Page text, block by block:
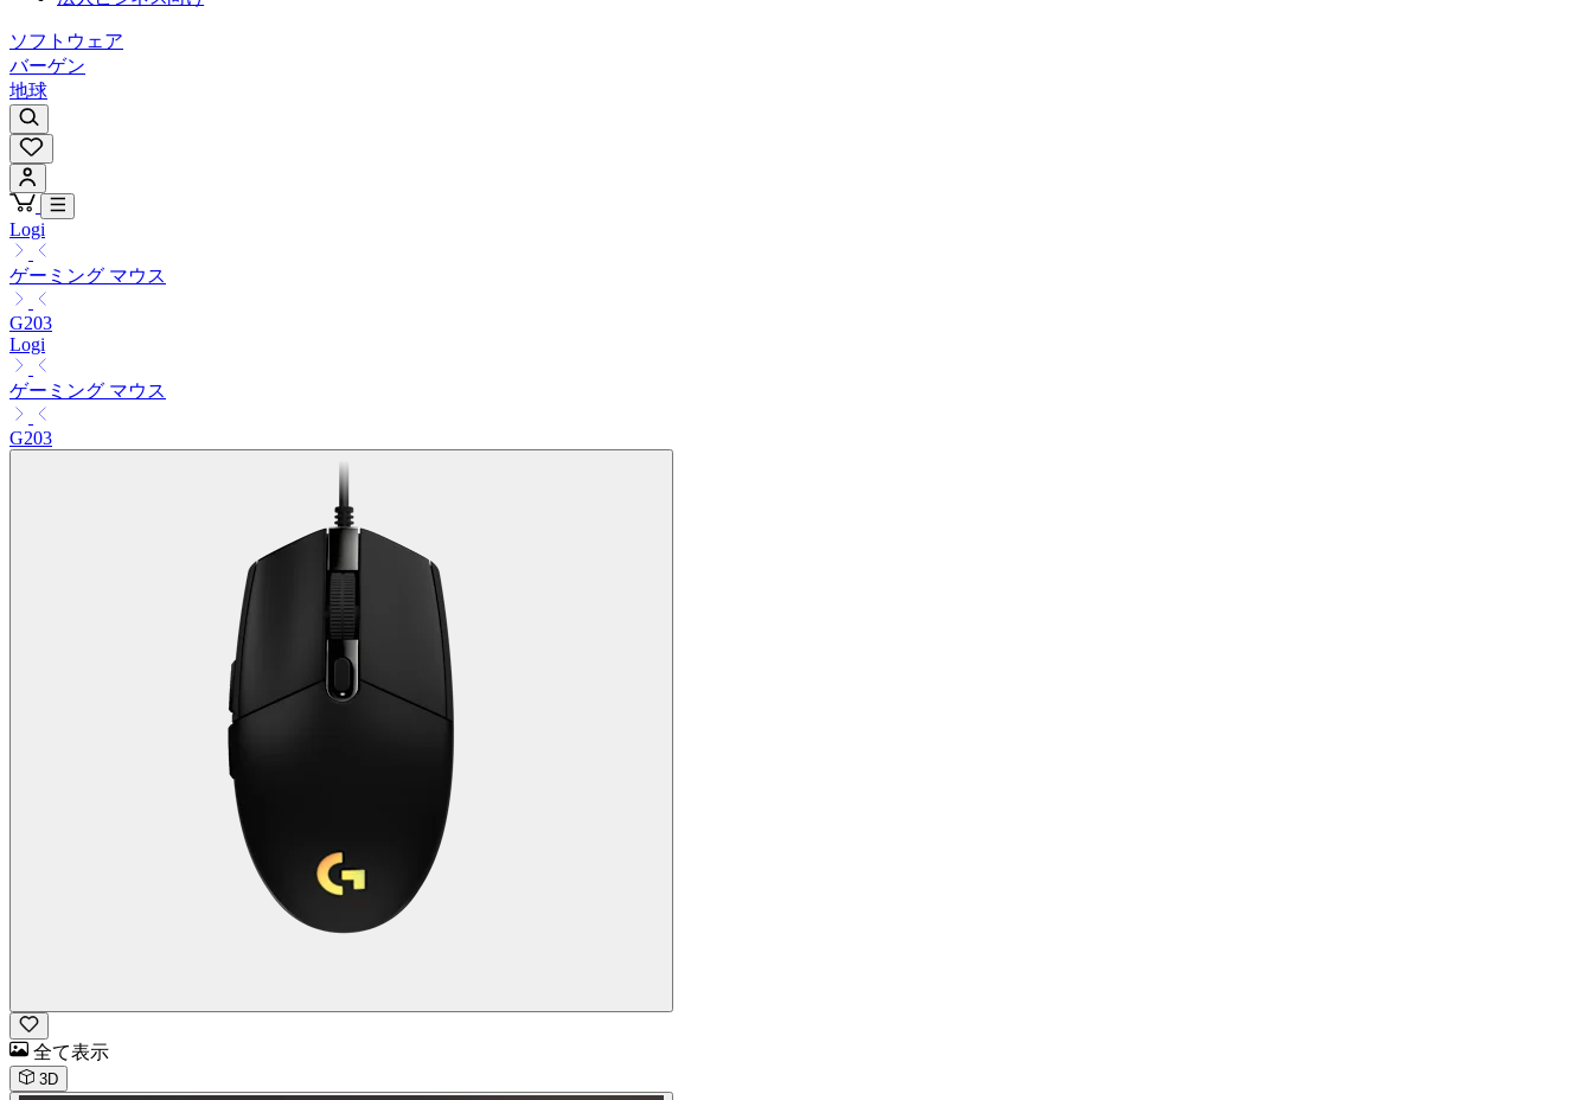
ソフトウェア
バーゲン
地球
Logi
ゲーミング マウス
G203
Logi
ゲーミング マウス
G203
全て表示
3D